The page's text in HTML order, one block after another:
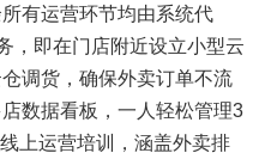
有运营环节均由系统代
，即在门店附近设立小型云
调货，确保外卖订单不流
数据看板，一人轻松管理3
上运营培训，涵盖外卖排